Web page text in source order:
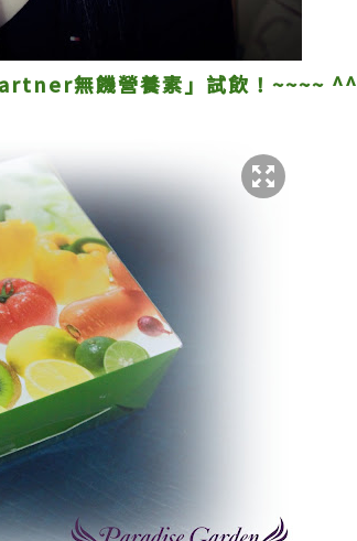
無饑營養素」試飲！~~~~ ^^